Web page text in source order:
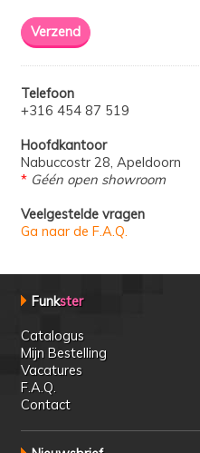
Telefoon
+316 454 87 519
Hoofdkantoor
Nabuccostr 28, Apeldoorn
* Géén open showroom
Veelgestelde vragen
Ga naar de F.A.Q.
Funkster
Catalogus
Mijn Bestelling
Vacatures
F.A.Q.
Contact